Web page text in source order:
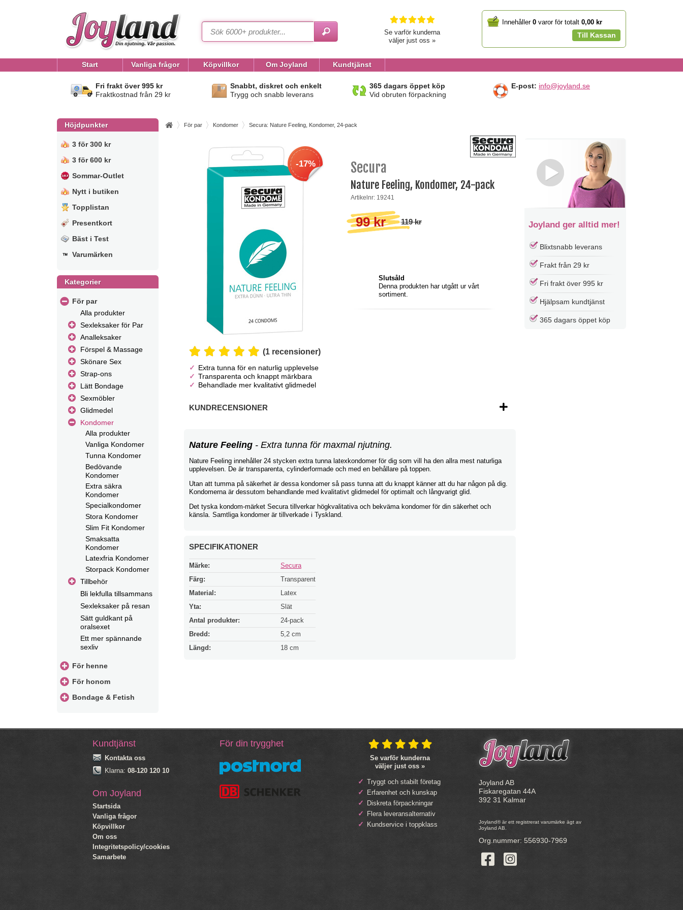
Se varför kunderna
väljer just oss »
YourInnehåller 0 varor för totalt 0,00 kr
Till Kassan
Start Vanliga frågor Köpvillkor Om Joyland Kundtjänst
Fri frakt över 995 kr
Fraktkostnad från 29 kr
Snabbt, diskret och enkelt
Trygg och snabb leverans
365 dagars öppet köp
Vid obruten förpackning
E-post: info@joyland.se
Höjdpunkter
3 för 300 kr
3 för 600 kr
Sommar-Outlet
Nytt i butiken
Topplistan
Presentkort
Bäst i Test
Varumärken
Kategorier
För par
Alla produkter
Sexleksaker för Par
Analleksaker
Förspel & Massage
Skönare Sex
Strap-ons
Lätt Bondage
Sexmöbler
Glidmedel
Kondomer
Alla produkter
Vanliga Kondomer
Tunna Kondomer
Bedövande
Kondomer
Extra säkra
Kondomer
Specialkondomer
Stora Kondomer
Slim Fit Kondomer
Smaksatta
Kondomer
Latexfria Kondomer
Storpack Kondomer
Tillbehör
Bli lekfulla tillsammans
Sexleksaker på resan
Sätt guldkant på
oralsexet
Ett mer spännande
sexliv
För henne
För honom
Bondage & Fetish
För par Kondomer Secura: Nature Feeling, Kondomer, 24-pack
-17% Secura
Nature Feeling, Kondomer, 24-pack
Artikelnr: 19241
99 kr 119 kr
Slutsåld
Denna produkten har utgått ur vårt
sortiment.
(1 recensioner)
Extra tunna för en naturlig upplevelse
Transparenta och knappt märkbara
Behandlade mer kvalitativt glidmedel
KUNDRECENSIONER
Nature Feeling - Extra tunna för maxmal njutning.
Nature Feeling innehåller 24 stycken extra tunna latexkondomer för dig som vill ha den allra mest naturliga
upplevelsen. De är transparenta, cylinderformade och med en behållare på toppen.
Utan att tumma på säkerhet är dessa kondomer så pass tunna att du knappt känner att du har någon på dig.
Kondomerna är dessutom behandlande med kvalitativt glidmedel för optimalt och långvarigt glid.
Det tyska kondom-märket Secura tillverkar högkvalitativa och bekväma kondomer för din säkerhet och
känsla. Samtliga kondomer är tillverkade i Tyskland.
SPECIFIKATIONER
Märke:
Secura
Färg:
Transparent
Material:
Latex
Yta:
Slät
Antal produkter:
24-pack
Bredd:
5,2 cm
Längd:
18 cm
Joyland ger alltid mer!
Blixtsnabb leverans
Frakt från 29 kr
Fri frakt över 995 kr
Hjälpsam kundtjänst
365 dagars öppet köp
Kundtjänst
Kontakta oss
Klarna: 08-120 120 10
Om Joyland
Startsida
Vanliga frågor
Köpvillkor
Om oss
Integritetspolicy/cookies
Samarbete
För din trygghet
Se varför kunderna
väljer just oss »
Tryggt och stabilt företag
Erfarenhet och kunskap
Diskreta förpackningar
Flera leveransalternativ
Kundservice i toppklass
Joyland AB
Fiskaregatan 44A
392 31 Kalmar
Joyland® är ett registrerat varumärke ägt av
Joyland AB.
Org.nummer: 556930-7969